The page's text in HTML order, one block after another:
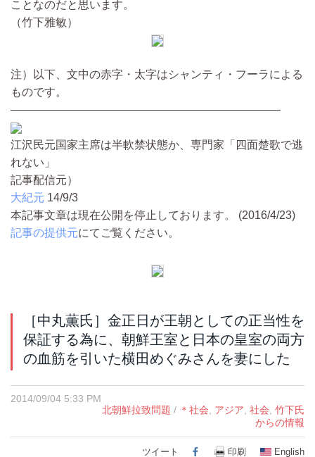
ことなのだと思います。
（竹下雅敏）
注）以下、文中の赤字・太字はシャンティ・フーラによる
ものです。
――――――――――――――――――――――――
江沢民元国家主席は半軟禁状態か、専門家「四面楚歌で逃
れない」
記事配信元）
大紀元 14/9/3
本記事文章は現在公開を停止しております。 (2016/4/23)
記事の提供元にてご覧ください。
［中丸薫氏］金正日が王朝としての正当性を
保証する為に、朝鮮王室と日本の皇室の両方
の血筋を引いた横田めぐみさんを妻にした
2014/09/04 5:33 PM
北朝鮮拉致問題 / ＊社会 アジア 社会 竹下氏
からの情報
ツイート Facebook
印刷 English